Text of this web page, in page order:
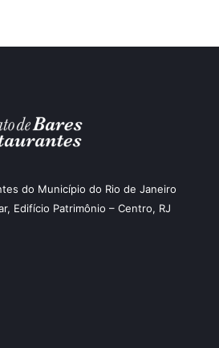
do Município do Rio de Janeiro
Edifício Patrimônio – Centro, RJ